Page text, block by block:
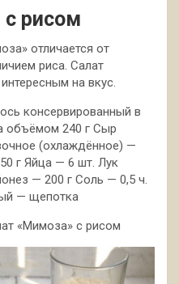
рисом
отличается от
риса. Салат
на вкус.
консервированный в
объёмом 240 г Сыр
(охлаждённое) —
г Яйца — 6 шт. Лук
— 200 г Соль — 0,5 ч.
— щепотка
«Мимоза» с рисом